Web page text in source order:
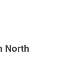
North